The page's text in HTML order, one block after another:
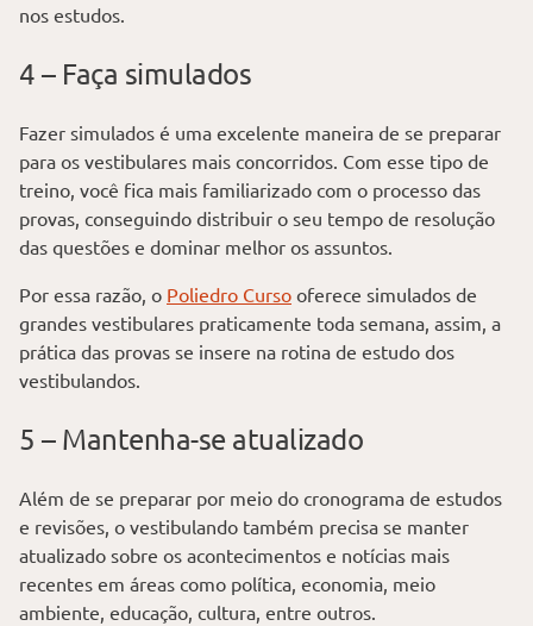
nos estudos.
4 – Faça simulados
Fazer simulados é uma excelente maneira de se preparar
para os vestibulares mais concorridos. Com esse tipo de
treino, você fica mais familiarizado com o processo das
provas, conseguindo distribuir o seu tempo de resolução
das questões e dominar melhor os assuntos.
Por essa razão, o Poliedro Curso oferece simulados de
grandes vestibulares praticamente toda semana, assim, a
prática das provas se insere na rotina de estudo dos
vestibulandos.
5 – Mantenha-se atualizado
Além de se preparar por meio do cronograma de estudos
e revisões, o vestibulando também precisa se manter
atualizado sobre os acontecimentos e notícias mais
recentes em áreas como política, economia, meio
ambiente, educação, cultura, entre outros.